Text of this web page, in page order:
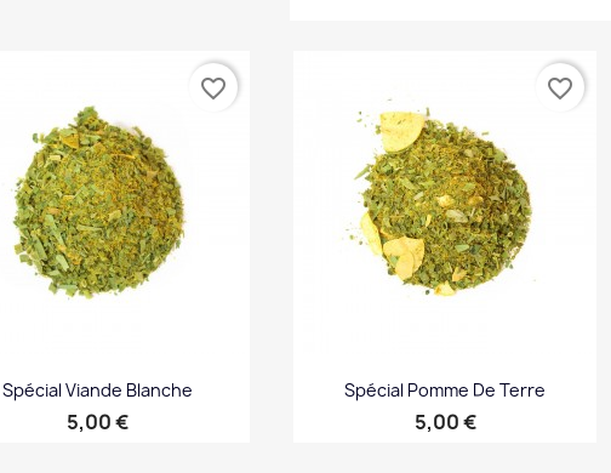
Spécial Viande Blanche
Prix
5,00 €
favorite_border
Spécial Pomme De Terre
Prix
5,00 €
favorite_border